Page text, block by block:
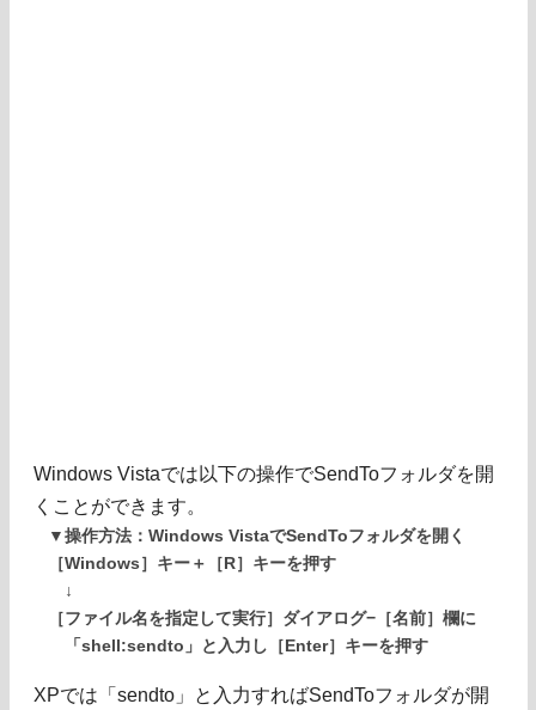
Windows Vistaでは以下の操作でSendToフォルダを開
くことができます。
▼操作方法：Windows VistaでSendToフォルダを開く
［Windows］キー＋［R］キーを押す
↓
［ファイル名を指定して実行］ダイアログ−［名前］欄に
「shell:sendto」と入力し［Enter］キーを押す
XPでは「sendto」と入力すればSendToフォルダが開